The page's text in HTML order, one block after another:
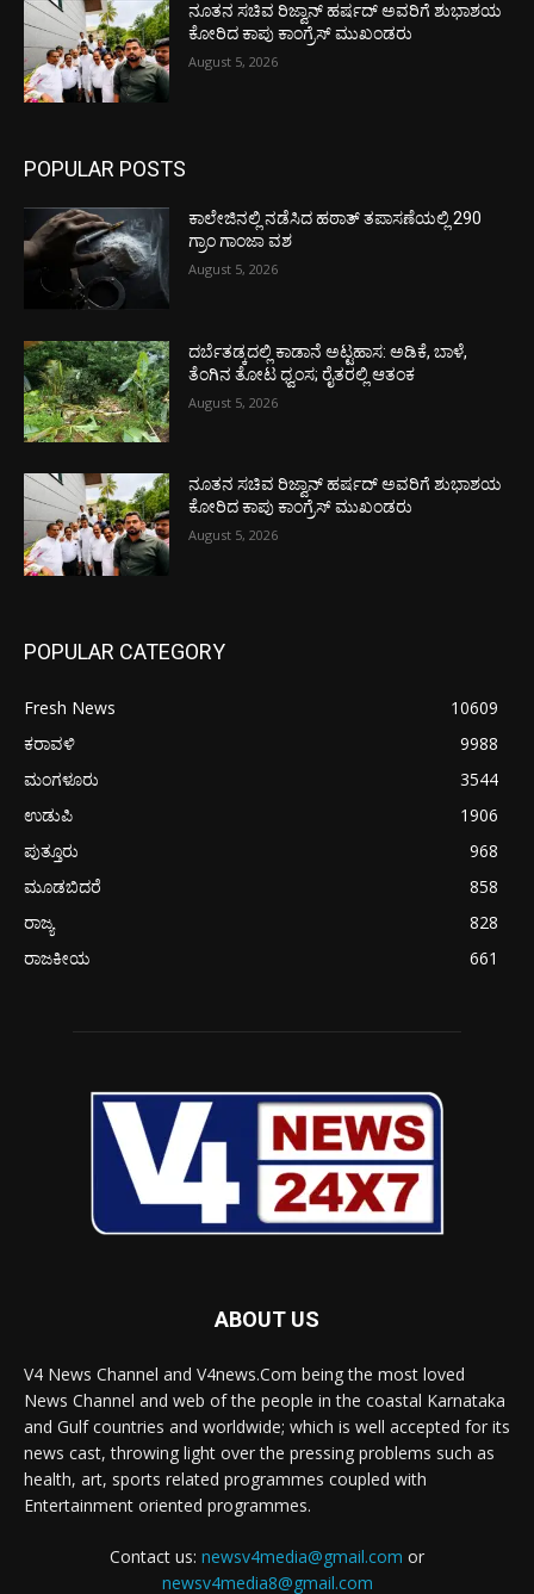
ನೂತನ ಸಚಿವ ರಿಜ್ವಾನ್ ಹರ್ಷದ್ ಅವರಿಗೆ ಶುಭಾಶಯ
ಕೋರಿದ ಕಾಪು ಕಾಂಗ್ರೆಸ್ ಮುಖಂಡರು
August 5, 2026
POPULAR POSTS
ಕಾಲೇಜಿನಲ್ಲಿ ನಡೆಸಿದ ಹಠಾತ್ ತಪಾಸಣೆಯಲ್ಲಿ 290
ಗ್ರಾಂ ಗಾಂಜಾ ವಶ
August 5, 2026
ದರ್ಬೆತಡ್ಕದಲ್ಲಿ ಕಾಡಾನೆ ಅಟ್ಟಹಾಸ: ಅಡಿಕೆ, ಬಾಳೆ,
ತೆಂಗಿನ ತೋಟ ಧ್ವಂಸ; ರೈತರಲ್ಲಿ ಆತಂಕ
August 5, 2026
ನೂತನ ಸಚಿವ ರಿಜ್ವಾನ್ ಹರ್ಷದ್ ಅವರಿಗೆ ಶುಭಾಶಯ
ಕೋರಿದ ಕಾಪು ಕಾಂಗ್ರೆಸ್ ಮುಖಂಡರು
August 5, 2026
POPULAR CATEGORY
Fresh News
10609
ಕರಾವಳಿ
9988
ಮಂಗಳೂರು
3544
ಉಡುಪಿ
1906
ಪುತ್ತೂರು
968
ಮೂಡಬಿದರೆ
858
ರಾಜ್ಯ
828
ರಾಜಕೀಯ
661
ABOUT US
V4 News Channel and V4news.Com being the most loved
News Channel and web of the people in the coastal Karnataka
and Gulf countries and worldwide; which is well accepted for its
news cast, throwing light over the pressing problems such as
health, art, sports related programmes coupled with
Entertainment oriented programmes.
Contact us: newsv4media@gmail.com or
newsv4media8@gmail.com